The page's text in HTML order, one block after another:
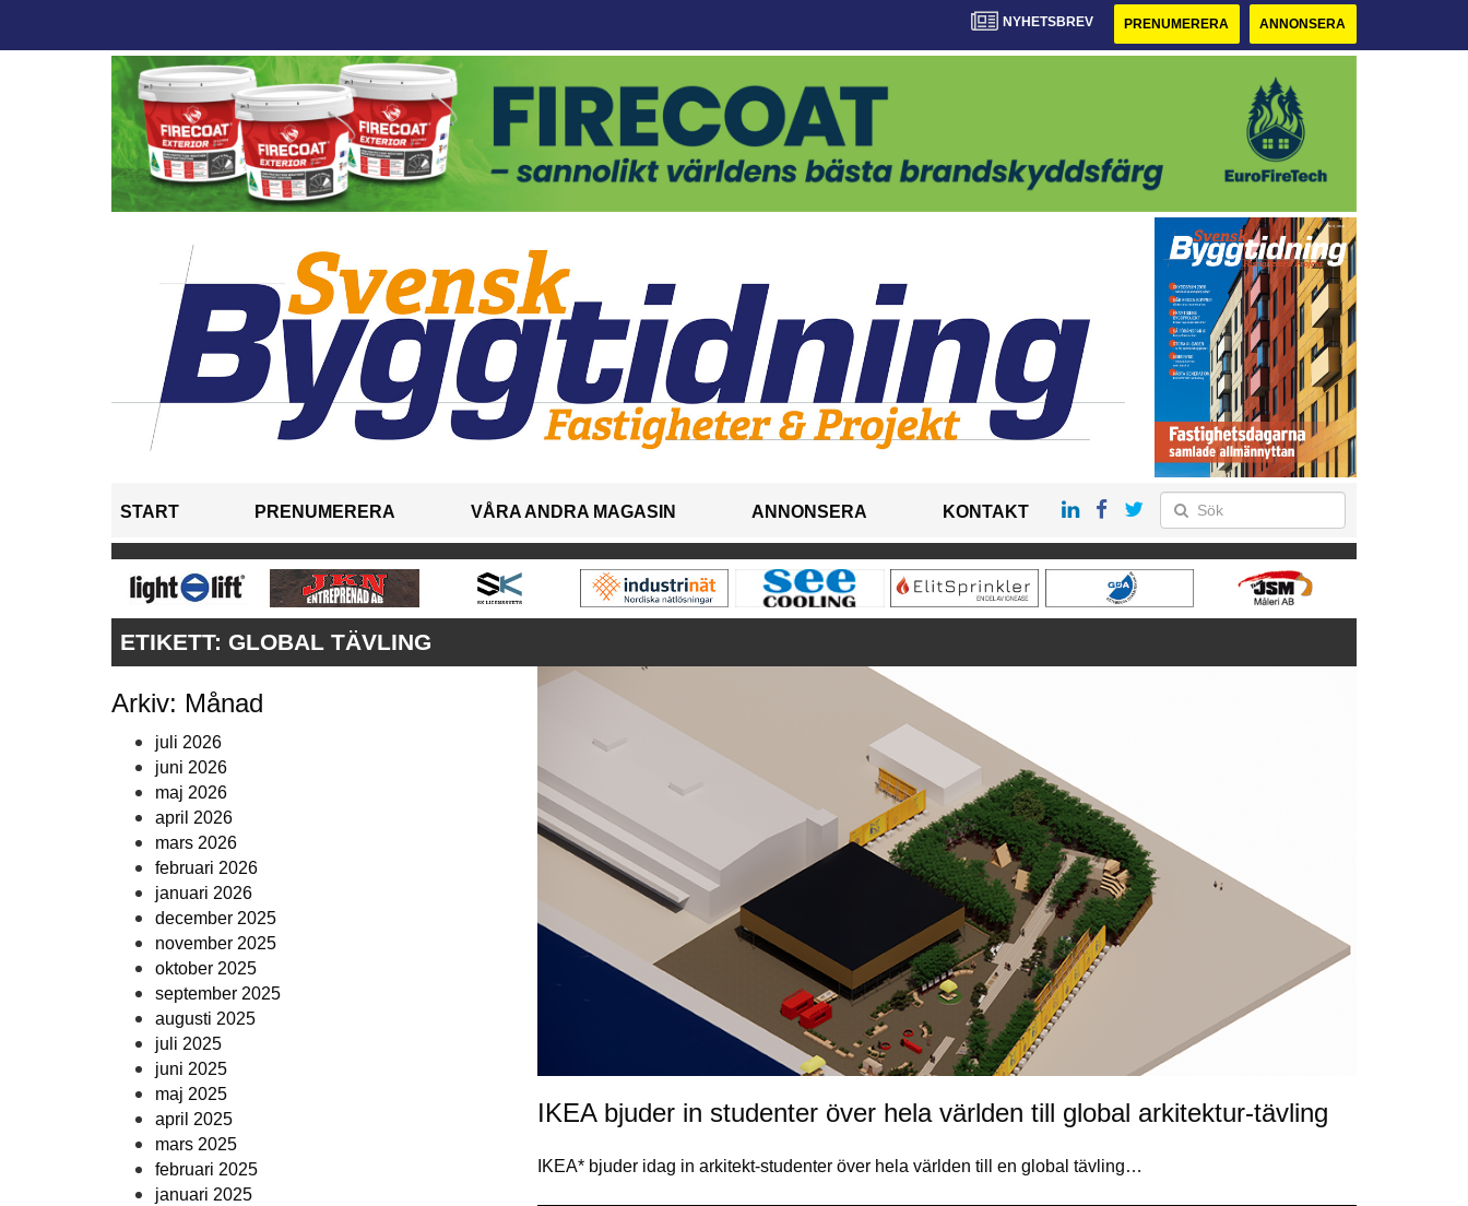
NYHETSBREV PRENUMERERA ANNONSERA
START PRENUMERERA VÅRA ANDRA MAGASIN ANNONSERA KONTAKT
ETIKETT: GLOBAL TÄVLING
Arkiv: Månad
juli 2026
juni 2026
maj 2026
april 2026
mars 2026
februari 2026
januari 2026
december 2025
november 2025
oktober 2025
september 2025
augusti 2025
juli 2025
juni 2025
maj 2025
april 2025
mars 2025
februari 2025
januari 2025
IKEA bjuder in studenter över hela världen till global arkitektur-tävling
IKEA* bjuder idag in arkitekt-studenter över hela världen till en global tävling…